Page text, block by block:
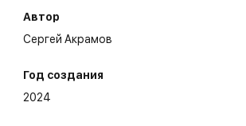
Автор
Сергей Акрамов
Год создания
2024